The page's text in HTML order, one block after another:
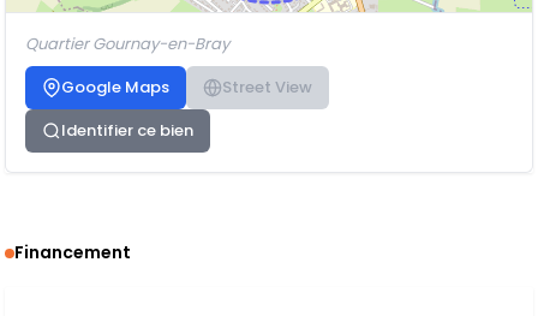
Quartier Gournay-en-Bray
Google Maps
Street View
Identifier ce bien
Financement